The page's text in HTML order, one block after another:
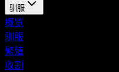
驯服
概览
驯服
繁殖
收割